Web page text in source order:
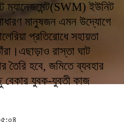
ম্যানেজমেন্ট(SWM) ইউনিট
মানুষজন এমন উদ্যোগে
প্রতিরোধে সহায়তা
রাস্তা ঘাট
তৈরি হবে, জমিতে ব্যবহার
বেকার যুবক-যুবতী কাজ